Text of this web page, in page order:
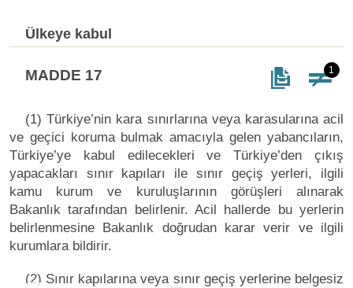
Ülkeye kabul
MADDE 17 1
(1) Türkiye’nin kara sınırlarına veya karasularına acil
ve geçici koruma bulmak amacıyla gelen yabancıların,
Türkiye’ye kabul edilecekleri ve Türkiye’den çıkış
yapacakları sınır kapıları ile sınır geçiş yerleri, ilgili
kamu kurum ve kuruluşlarının görüşleri alınarak
Bakanlık tarafından belirlenir. Acil hallerde bu yerlerin
belirlenmesine Bakanlık doğrudan karar verir ve ilgili
kurumlara bildirir.
(2) Sınır kapılarına veya sınır geçiş yerlerine belgesiz